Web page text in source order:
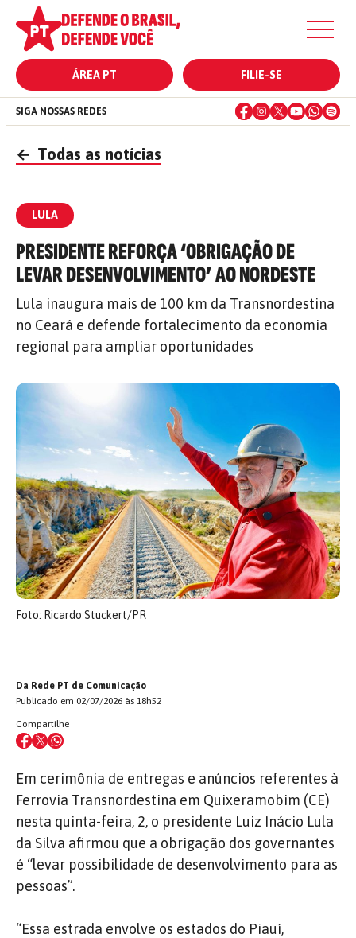
ÁREA PT FILIE-SE
SIGA NOSSAS REDES
← Todas as notícias
LULA
PRESIDENTE REFORÇA ‘OBRIGAÇÃO DE
LEVAR DESENVOLVIMENTO’ AO NORDESTE
Lula inaugura mais de 100 km da Transnordestina
no Ceará e defende fortalecimento da economia
regional para ampliar oportunidades
Foto: Ricardo Stuckert/PR
Da Rede PT de Comunicação
Publicado em 02/07/2026 às 18h52
Compartilhe
Em cerimônia de entregas e anúncios referentes à
Ferrovia Transnordestina em Quixeramobim (CE)
nesta quinta-feira, 2, o presidente Luiz Inácio Lula
da Silva afirmou que a obrigação dos governantes
é “levar possibilidade de desenvolvimento para as
pessoas”.
“Essa estrada envolve os estados do Piauí,